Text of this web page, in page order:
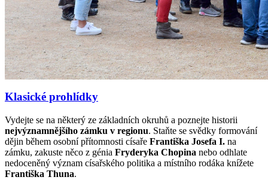
Klasické prohlídky
Vydejte se na některý ze základních okruhů a poznejte historii
nejvýznamnějšího zámku v regionu. Staňte se svědky formování
dějin během osobní přítomnosti císaře Františka Josefa I. na
zámku, zakuste něco z génia Fryderyka Chopina nebo odhlate
nedoceněný význam císařského politika a místního rodáka knížete
Františka Thuna.